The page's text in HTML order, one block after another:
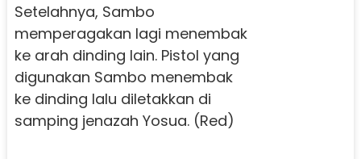
Setelahnya, Sambo
memperagakan lagi menembak
ke arah dinding lain. Pistol yang
digunakan Sambo menembak
ke dinding lalu diletakkan di
samping jenazah Yosua. (Red)